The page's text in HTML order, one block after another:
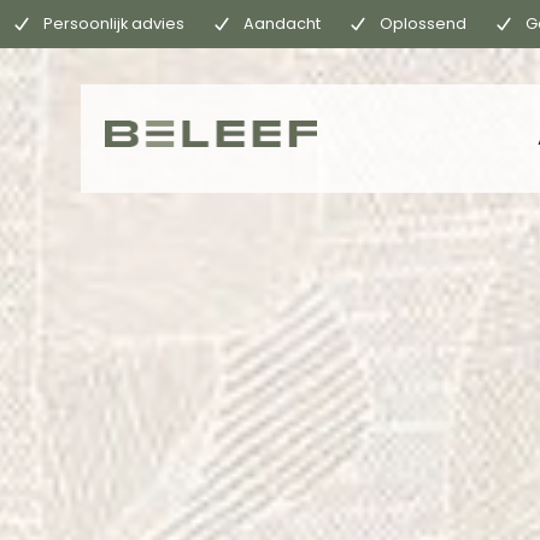
Persoonlijk advies Aandacht Oplossend